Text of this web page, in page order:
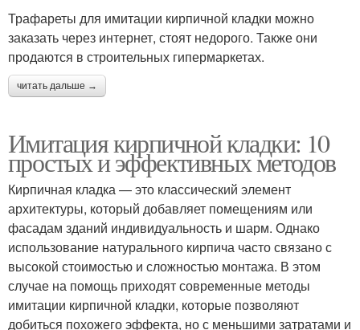
Трафареты для имитации кирпичной кладки можно
заказать через интернет, стоят недорого. Также они
продаются в строительных гипермаркетах.
читать дальше →
Имитация кирпичной кладки: 10
простых и эффективных методов
Кирпичная кладка — это классический элемент
архитектуры, который добавляет помещениям или
фасадам зданий индивидуальность и шарм. Однако
использование натурального кирпича часто связано с
высокой стоимостью и сложностью монтажа. В этом
случае на помощь приходят современные методы
имитации кирпичной кладки, которые позволяют
добиться похожего эффекта, но с меньшими затратами и